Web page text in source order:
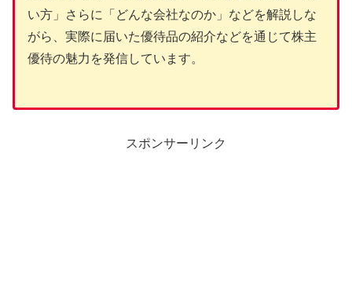
い方」さらに「どんな会社なのか」などを解説しな
がら、実際に届いた優待品の紹介などを通じて株主
優待の魅力を発信しています。
スポンサーリンク